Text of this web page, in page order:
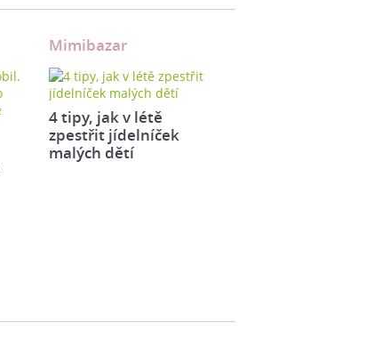
Mimibazar
4 tipy, jak v létě
zpestřit jídelníček
malých dětí